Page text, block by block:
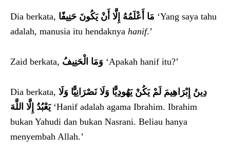
Dia berkata, مَا أَعْلَمُهُ إِلَّا أَنْ يَكُونَ حَنِيفًا ‘Yang saya tahu
adalah, manusia itu hendaknya hanif.’
Zaid berkata, وَمَا الْحَنِيفُ ‘Apakah hanif itu?’
Dia berkata, دِينُ إِبْرَاهِيمَ لَمْ يَكُنْ يَهُودِيًّا وَلَا نَصْرَانِيًّا وَلَا
يَعْبُدُ إِلَّا اللَّهَ‘Hanif adalah agama Ibrahim. Ibrahim
bukan Yahudi dan bukan Nasrani. Beliau hanya
menyembah Allah.’